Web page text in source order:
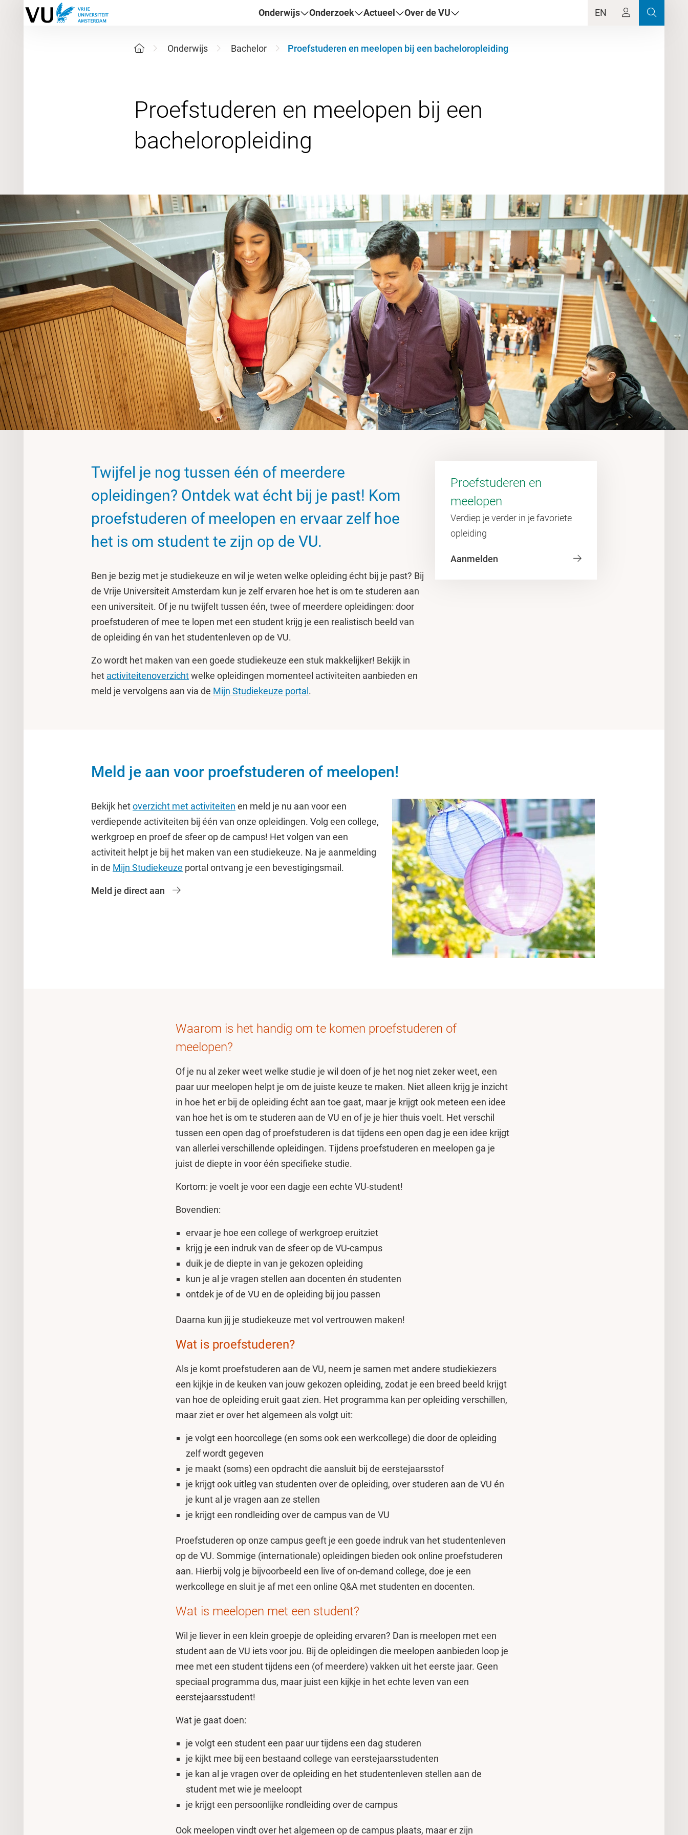
Onderwijs Onderzoek Actueel Over de VU EN
Onderwijs Bachelor Proefstuderen en meelopen bij een bacheloropleiding
Proefstuderen en meelopen bij een
Twijfel je nog tussen één of meerdere
opleidingen? Ontdek wat écht bij je past! Kom
proefstuderen of meelopen en ervaar zelf hoe
het is om student te zijn op de VU.
Ben je bezig met je studiekeuze en wil je weten welke opleiding écht bij je past? Bij
de Vrije Universiteit Amsterdam kun je zelf ervaren hoe het is om te studeren aan
een universiteit. Of je nu twijfelt tussen één, twee of meerdere opleidingen: door
proefstuderen of mee te lopen met een student krijg je een realistisch beeld van
de opleiding én van het studentenleven op de VU.
Zo wordt het maken van een goede studiekeuze een stuk makkelijker! Bekijk in
het activiteitenoverzichtwelke opleidingen momenteel activiteiten aanbieden en
meld je vervolgens aan via de Mijn Studiekeuze portal .
Proefstuderen en
meelopen
Verdiep je verder in je favoriete
opleiding
Aanmelden
Meld je aan voor proefstuderen of meelopen!
Bekijk hetoverzicht met activiteiten en meld je nu aan voor een
verdiepende activiteiten bij één van onze opleidingen. Volg een college,
werkgroep en proef de sfeer op de campus! Het volgen van een
activiteit helpt je bij het maken van een studiekeuze. Na je aanmelding
in de Mijn Studiekeuze portal ontvang je een bevestigingsmail.
Meld je direct aan
Waarom is het handig om te komen proefstuderen of
meelopen?
Of je nu al zeker weet welke studie je wil doen of je het nog niet zeker weet, een
paar uur meelopen helpt je om de juiste keuze te maken. Niet alleen krijg je inzicht
in hoe het er bij de opleiding écht aan toe gaat, maar je krijgt ook meteen een idee
van hoe het is om te studeren aan de VU en of je je hier thuis voelt. Het verschil
tussen een open dag of proefstuderen is dat tijdens een open dag je een idee krijgt
van allerlei verschillende opleidingen. Tijdens proefstuderen en meelopen ga je
juist de diepte in voor één specifieke studie.
Kortom: je voelt je voor een dagje een echte VU-student!
Bovendien:
ervaar je hoe een college of werkgroep eruitziet
krijg je een indruk van de sfeer op de VU-campus
duik je de diepte in van je gekozen opleiding
kun je al je vragen stellen aan docenten én studenten
ontdek je of de VU en de opleiding bij jou passen
Daarna kun jij je studiekeuze met vol vertrouwen maken!
Wat is proefstuderen?
Als je komt proefstuderen aan de VU, neem je samen met andere studiekiezers
een kijkje in de keuken van jouw gekozen opleiding, zodat je een breed beeld krijgt
van hoe de opleiding eruit gaat zien. Het programma kan per opleiding verschillen,
maar ziet er over het algemeen als volgt uit:
je volgt een hoorcollege (en soms ook een werkcollege) die door de opleiding
zelf wordt gegeven
je maakt (soms) een opdracht die aansluit bij de eerstejaarsstof
je krijgt ook uitleg van studenten over de opleiding, over studeren aan de VU én
je kunt al je vragen aan ze stellen
je krijgt een rondleiding over de campus van de VU
Proefstuderen op onze campus geeft je een goede indruk van het studentenleven
op de VU. Sommige (internationale) opleidingen bieden ook online proefstuderen
aan. Hierbij volg je bijvoorbeeld een live of on-demand college, doe je een
werkcollege en sluit je af met een online Q&A met studenten en docenten.
Wat is meelopen met een student?
Wil je liever in een klein groepje de opleiding ervaren? Dan is meelopen met een
student aan de VU iets voor jou. Bij de opleidingen die meelopen aanbieden loop je
mee met een student tijdens een (of meerdere) vakken uit het eerste jaar. Geen
speciaal programma dus, maar juist een kijkje in het echte leven van een
eerstejaarsstudent!
Wat je gaat doen:
je volgt een student een paar uur tijdens een dag studeren
je kijkt mee bij een bestaand college van eerstejaarsstudenten
je kan al je vragen over de opleiding en het studentenleven stellen aan de
student met wie je meeloopt
je krijgt een persoonlijke rondleiding over de campus
Ook meelopen vindt over het algemeen op de campus plaats, maar er zijn